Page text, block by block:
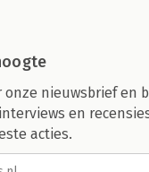
onze nieuwsbrief en
en
acties.